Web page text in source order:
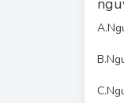
A.
B.
C.